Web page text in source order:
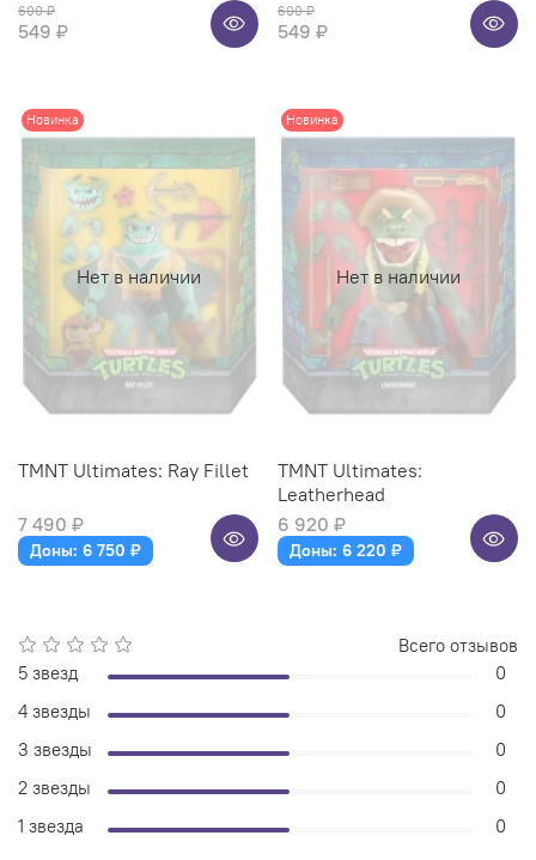
600 ₽
549 ₽
600 ₽
549 ₽
Нет в наличии
Новинка
TMNT Ultimates: Ray Fillet
7 490 ₽
Доны: 6 750 ₽
Нет в наличии
Новинка
TMNT Ultimates:
Leatherhead
6 920 ₽
Доны: 6 220 ₽
Всего отзывов
5 звезд
0
4 звезды
0
3 звезды
0
2 звезды
0
1 звезда
0